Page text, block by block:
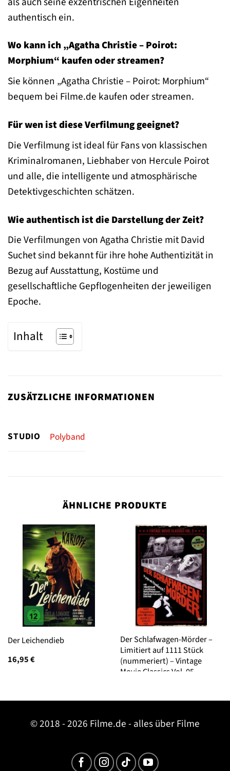
authentisch ein.
Wo kann ich „Agatha Christie – Poirot:
Morphium“ kaufen oder streamen?
Sie können „Agatha Christie – Poirot: Morphium“
bequem bei Filme.de kaufen oder streamen.
Für wen ist diese Verfilmung geeignet?
Die Verfilmung ist ideal für Fans von klassischen
Kriminalromanen, Liebhaber von Hercule Poirot
und alle, die intelligente und atmosphärische
Detektivgeschichten schätzen.
Wie authentisch ist die Darstellung der Zeit?
Die Verfilmungen von Agatha Christie mit David
Suchet sind bekannt für ihre hohe Authentizität in
Bezug auf Ausstattung, Kostüme und
gesellschaftliche Gepflogenheiten der jeweiligen
Epoche.
Inhalt
ZUSÄTZLICHE INFORMATIONEN
STUDIO Polyband
ÄHNLICHE PRODUKTE
Der Leichendieb
16,95€
Der Schlafwagen-Mörder –
Limitiert auf 1111 Stück
(nummeriert) – Vintage
Movie Classics Vol. 05
© 2018 - 2026 Filme.de - alles über Filme